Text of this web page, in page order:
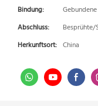
Bindung:
Abschluss:
Herkunftsort: China